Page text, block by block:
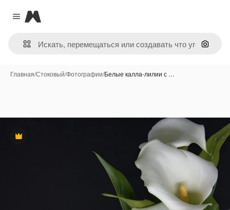
Close menu
Magnific
Поиск
Главная/Стоковый/Фотографии/Белые калла-лилии с …
Премиум